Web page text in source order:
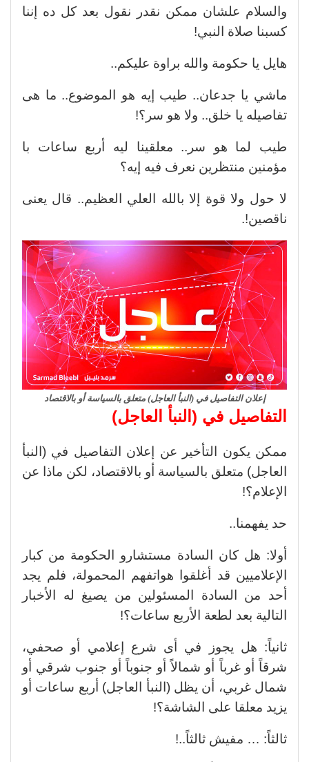
والسلام علشان ممكن نقدر نقول بعد كل ده إننا
كسبنا صلاة النبي!
هايل يا حكومة والله براوة عليكم..
ماشي يا جدعان.. طيب إيه هو الموضوع.. ما هى
تفاصيله يا خلق.. ولا هو سر؟!
طيب لما هو سر.. معلقينا ليه أربع ساعات با
مؤمنين منتظرين نعرف فيه إيه؟
لا حول ولا قوة إلا بالله العلي العظيم.. قال يعنى
ناقصين!.
إعلان التفاصيل في (النبأ العاجل) متعلق بالسياسة أو بالاقتصاد
التفاصيل في (النبأ العاجل)
ممكن يكون التأخير عن إعلان التفاصيل في (النبأ
العاجل) متعلق بالسياسة أو بالاقتصاد، لكن ماذا عن
الإعلام؟!
حد يفهمنا..
أولا: هل كان السادة مستشارو الحكومة من كبار
الإعلاميين قد أغلقوا هواتفهم المحمولة، فلم يجد
أحد من السادة المسئولين من يصيغ له الأخبار
التالية بعد لطعة الأربع ساعات؟!
ثانياً: هل يجوز في أى شرع إعلامي أو صحفي،
شرقاً أو غرباً أو شمالاً أو جنوباً أو جنوب شرقي أو
شمال غربي، أن يظل (النبأ العاجل) أربع ساعات أو
يزيد معلقا على الشاشة؟!
ثالثاً: … مفيش ثالثاً..!